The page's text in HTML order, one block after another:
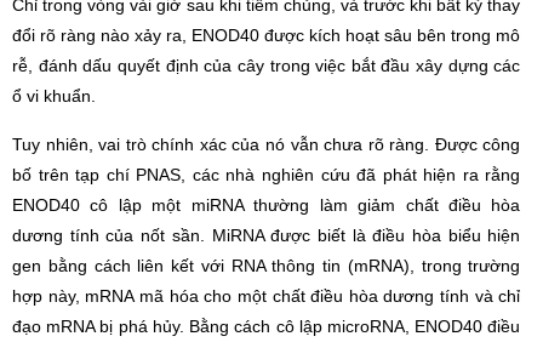
Chỉ trong vòng vài giờ sau khi tiêm chủng, và trước khi bất kỳ thay
đổi rõ ràng nào xảy ra, ENOD40 được kích hoạt sâu bên trong mô
rễ, đánh dấu quyết định của cây trong việc bắt đầu xây dựng các
ổ vi khuẩn.
Tuy nhiên, vai trò chính xác của nó vẫn chưa rõ ràng. Được công
bố trên tạp chí PNAS, các nhà nghiên cứu đã phát hiện ra rằng
ENOD40 cô lập một miRNA thường làm giảm chất điều hòa
dương tính của nốt sần. MiRNA được biết là điều hòa biểu hiện
gen bằng cách liên kết với RNA thông tin (mRNA), trong trường
hợp này, mRNA mã hóa cho một chất điều hòa dương tính và chỉ
đạo mRNA bị phá hủy. Bằng cách cô lập microRNA, ENOD40 điều